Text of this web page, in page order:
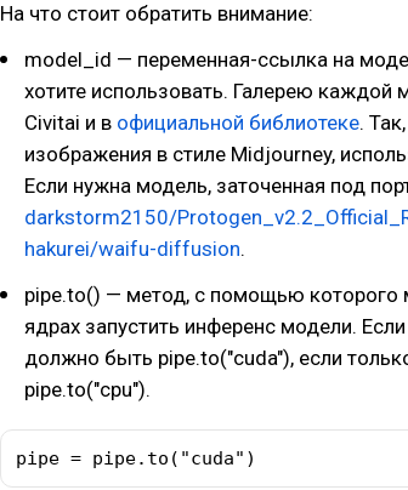
На что стоит обратить внимание:
model_id — переменная-ссылка на
хотите использовать. Галерею
Civitai и в официальной библиотеке.
изображения в стиле Midjourney,
Если нужна модель, заточенная под
darkstorm2150/
hakurei/waifu-diffusion.
pipe.to() — метод, с помощью которого
ядрах запустить инференс модели.
должно быть pipe.to("cuda"), если
pipe.to("cpu").
pipe = pipe.to("cuda")